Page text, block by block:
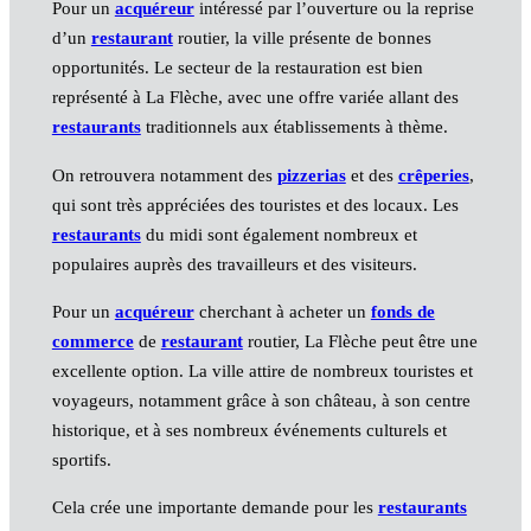
Pour un acquéreurintéressé par l’ouverture ou la reprise
d’un restaurantroutier, la ville présente de bonnes
opportunités. Le secteur de la restauration est bien
représenté à La Flèche, avec une offre variée allant des
restaurantstraditionnels aux établissements à thème.
On retrouvera notamment des pizzeriaset des crêperies,
qui sont très appréciées des touristes et des locaux. Les
restaurantsdu midi sont également nombreux et
populaires auprès des travailleurs et des visiteurs.
Pour un acquéreurcherchant à acheter un fonds de
commercede restaurantroutier, La Flèche peut être une
excellente option. La ville attire de nombreux touristes et
voyageurs, notamment grâce à son château, à son centre
historique, et à ses nombreux événements culturels et
sportifs.
Cela crée une importante demande pour les restaurants